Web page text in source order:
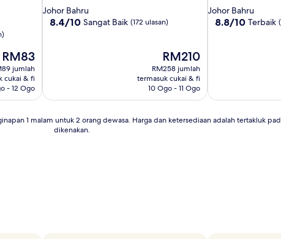
Harga
ialah
RM83
RM83
jumlah
cukai & fi
- 12 Ogo
3.0
bintang
Johor Bahru
8.4
8.4/10 Sangat Baik (172 ulasan)
Harga
ialah
RM210
RM210
RM258 jumlah
termasuk cukai & fi
10 Ogo - 11 Ogo
3.0
bintang
Johor Bahru
8.8
8.8/10 Terbaik
1 malam untuk 2 orang dewasa. Harga dan ketersediaan adalah tertakluk
dikenakan.